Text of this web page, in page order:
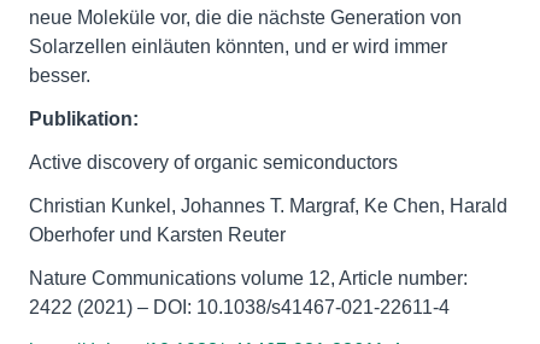
neue Moleküle vor, die die nächste Generation von
Solarzellen einläuten könnten, und er wird immer
besser.
Publikation:
Active discovery of organic semiconductors
Christian Kunkel, Johannes T. Margraf, Ke Chen, Harald
Oberhofer und Karsten Reuter
Nature Communications volume 12, Article number:
2422 (2021) – DOI: 10.1038/s41467-021-22611-4